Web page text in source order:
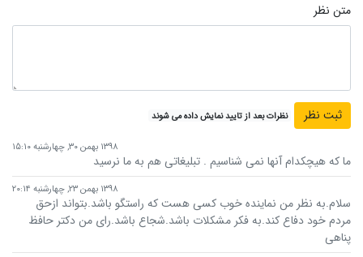
متن نظر
نظرات بعد از تایید نمایش داده می شوند
۱۳۹۸ بهمن ۳۰, چهارشنبه ۱۵:۱۰
ما که هیچکدام آنها نمی شناسیم . تبلیغاتی هم به ما نرسید
۱۳۹۸ بهمن ۲۳, چهارشنبه ۲۰:۱۴
سلام.به نظر من نماینده خوب کسی هست که راستگو باشد.بتواند ازحق
مردم خود دفاع کند.به فکر مشکلات باشد.شجاع باشد.رای من دکتر حافظ
پناهی